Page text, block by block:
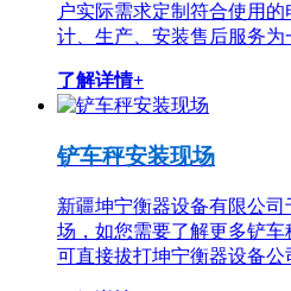
户实际需求定制符合使用
计、生产、安装售后服务为
了解详情+
铲车秤安装现场
新疆坤宁衡器设备有限公
场，如您需要了解更多铲
可直接拔打坤宁衡器设备公